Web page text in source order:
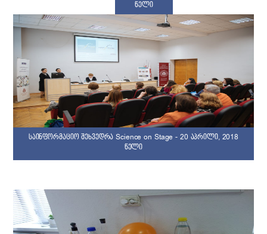
წელი
საინფორმაციო შეხვედრა Science on Stage - 20 აპრილი, 2018
წელი